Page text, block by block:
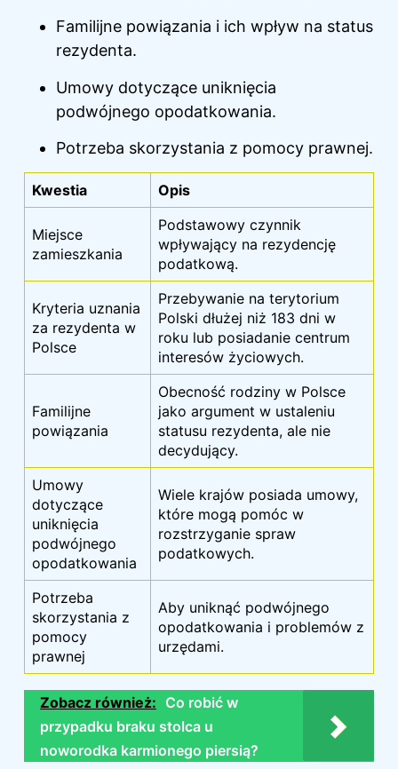
Familijne powiązania i ich wpływ na status
rezydenta.
Umowy dotyczące uniknięcia
podwójnego opodatkowania.
Potrzeba skorzystania z pomocy prawnej.
Kwestia Opis
Miejsce
zamieszkania
Podstawowy czynnik
wpływający na rezydencję
podatkową.
Kryteria uznania
za rezydenta w
Polsce
Przebywanie na terytorium
Polski dłużej niż 183 dni w
roku lub posiadanie centrum
interesów życiowych.
Familijne
powiązania
Obecność rodziny w Polsce
jako argument w ustaleniu
statusu rezydenta, ale nie
decydujący.
Umowy
dotyczące
uniknięcia
podwójnego
opodatkowania
Wiele krajów posiada umowy,
które mogą pomóc w
rozstrzyganie spraw
podatkowych.
Potrzeba
skorzystania z
pomocy
prawnej
Aby uniknąć podwójnego
opodatkowania i problemów z
urzędami.
Zobacz również: Co robić w
przypadku braku stolca u
noworodka karmionego piersią?